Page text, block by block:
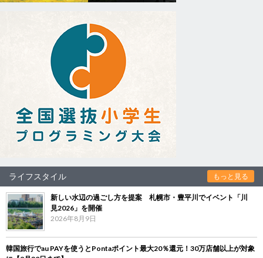
ライフスタイル もっと見る
新しい水辺の過ごし方を提案 札幌市・豊平川でイベント「川
見2026」を開催
2026年8月9日
韓国旅行でau PAYを使うとPontaポイント最大20％還元！30万店舗以上が対象